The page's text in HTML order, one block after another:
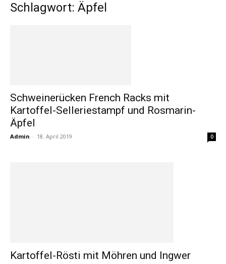
Schlagwort: Äpfel
Schweinerücken French Racks mit
Kartoffel-Selleriestampf und Rosmarin-
Äpfel
Admin - 18. April 2019 0
Kartoffel-Rösti mit Möhren und Ingwer